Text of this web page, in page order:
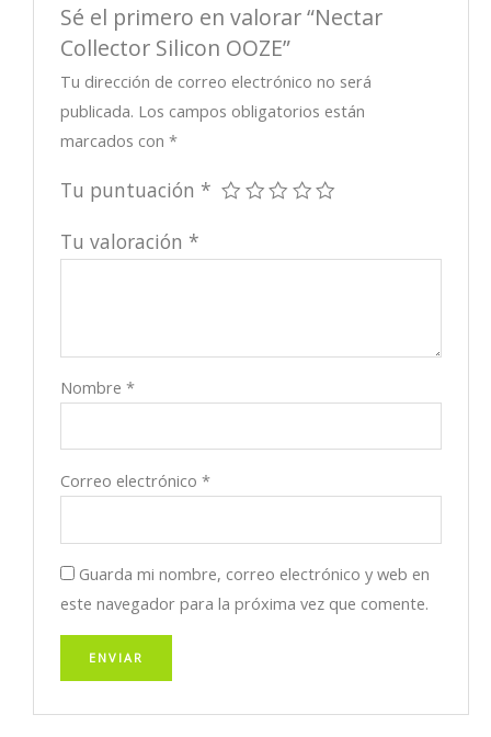
Sé el primero en valorar “Nectar
Collector Silicon OOZE”
Tu dirección de correo electrónico no será
publicada. Los campos obligatorios están
marcados con*
Tu puntuación *
Tu valoración *
Nombre*
Correo electrónico*
Guarda mi nombre, correo electrónico y web en
este navegador para la próxima vez que comente.